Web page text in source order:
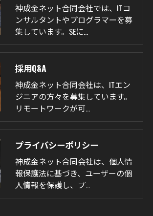
神成金ネット合同会社では、ITコ
ンサルタントやプログラマーを募
集しています。SEに…
採用Q&A
神成金ネット合同会社は、ITエン
ジニアの方々を募集しています。
リモートワークが可…
プライバシーポリシー
神成金ネット合同会社は、個人情
報保護法に基づき、ユーザーの個
人情報を保護し、プ…